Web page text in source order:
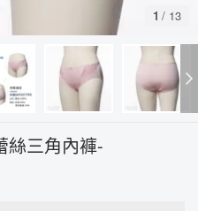
1 / 13
絲三角內褲-